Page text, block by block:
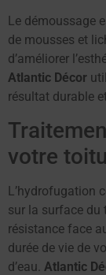
Le démoussage
de mousses et
d’améliorer
Atlantic Décor
résultat durable
votre
L’hydrofugation
sur la surface du
résistance face
durée de vie de
d’eau. Atlantic